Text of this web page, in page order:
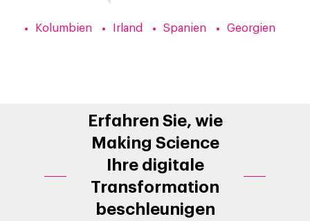
Kolumbien Irland Spanien Georgien
Erfahren Sie, wie
Making Science
Ihre digitale
Transformation
beschleunigen